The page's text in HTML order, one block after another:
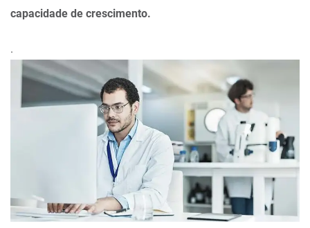
capacidade de crescimento.
.